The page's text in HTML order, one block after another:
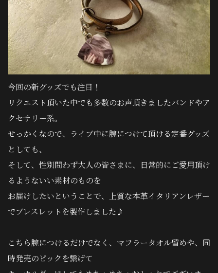
今回の新グッズでも注目！
リクエスト頂いた中でも多数のお声頂きましたバンドやア
クセサリー系。
せっかくなので、ライブ中に腕につけて頂ける定番グッズ
としても、
そして、性別問わず大人の皆さまに、
日常的にご愛用頂け
るようないい素材のものを
お届けしたいということで、 上質な本革イタリアンレザー
でブレスレットを製作しました♪
こちら腕につけるだけでなく、マフラータオル留めや、同
時発売のピックを繋げて